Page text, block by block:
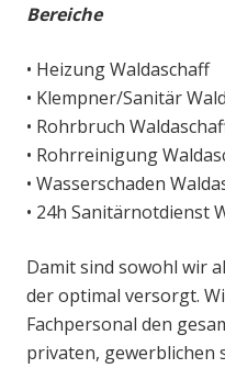
Bereiche
• Heizung Waldaschaff
• Klempner/Sanitär
• Rohrbruch
• Rohrreinigung
• Wasserschaden
• 24h Sanitärnotdienst
Damit sind sowohl wir
der optimal versorgt.
Fachpersonal den
privaten, gewerblichen